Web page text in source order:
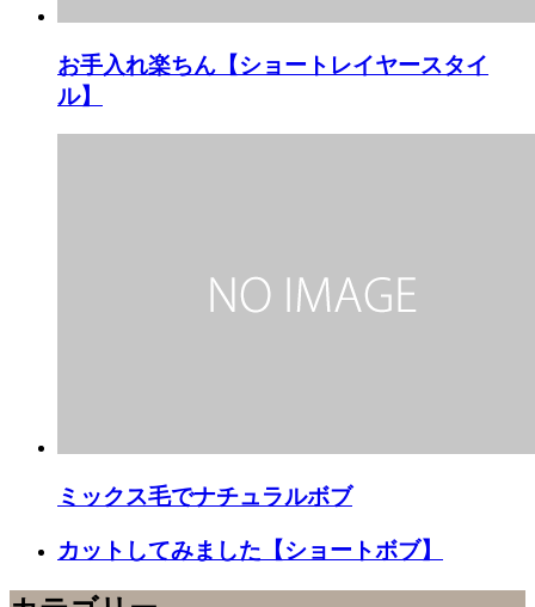
お手入れ楽ちん【ショートレイヤースタイ
ル】
ミックス毛でナチュラルボブ
カットしてみました【ショートボブ】